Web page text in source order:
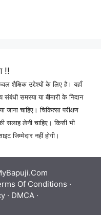
!!
शैक्षिक उद्देश्यों के लिए है। यहाँ
संबंधी समस्या या बीमारी के निदान
जाना चाहिए। चिकित्सा परीक्षण
सलाह लेनी चाहिए। किसी भी
जिम्मेदार नहीं होगी।
Of Conditions ·
· DMCA ·